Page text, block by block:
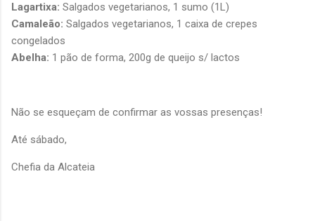
Lagartixa: Salgados vegetarianos, 1 sumo (1L)
Camaleão: Salgados vegetarianos, 1 caixa de crepes
congelados
Abelha: 1 pão de forma, 200g de queijo s/ lactos
Não se esqueçam de confirmar as vossas presenças!
Até sábado,
Chefia da Alcateia